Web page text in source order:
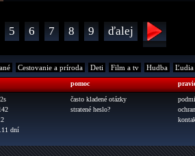
5 6 7 8 9 ďalej
Cestovanie a príroda Deti Film a tv Hudba Ľudia
dní
pomoc
často kladené otázky
stratené heslo?